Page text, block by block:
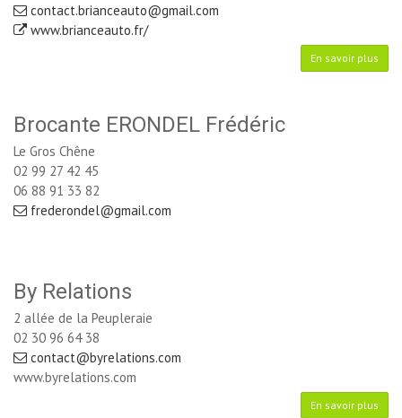
contact.brianceauto@gmail.com
www.brianceauto.fr/
En savoir plus
Brocante ERONDEL Frédéric
Le Gros Chêne
02 99 27 42 45
06 88 91 33 82
frederondel@gmail.com
By Relations
2 allée de la Peupleraie
02 30 96 64 38
contact@byrelations.com
www.byrelations.com
En savoir plus